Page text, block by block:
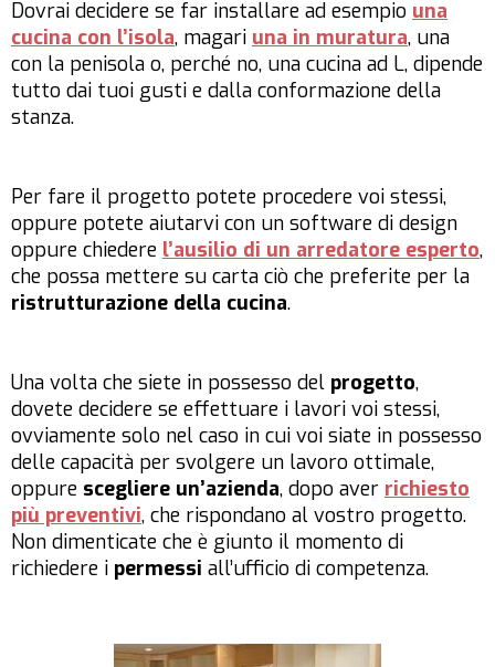
Dovrai decidere se far installare ad esempio una
cucina con l’isola, magari una in muratura, una
con la penisola o, perché no, una cucina ad L, dipende
tutto dai tuoi gusti e dalla conformazione della
stanza.
Per fare il progetto potete procedere voi stessi,
oppure potete aiutarvi con un software di design
oppure chiedere l’ausilio di un arredatore esperto,
che possa mettere su carta ciò che preferite per la
ristrutturazione della cucina.
Una volta che siete in possesso del progetto,
dovete decidere se effettuare i lavori voi stessi,
ovviamente solo nel caso in cui voi siate in possesso
delle capacità per svolgere un lavoro ottimale,
oppure scegliere un’azienda, dopo aver richiesto
più preventivi, che rispondano al vostro progetto.
Non dimenticate che è giunto il momento di
richiedere i permessi all’ufficio di competenza.